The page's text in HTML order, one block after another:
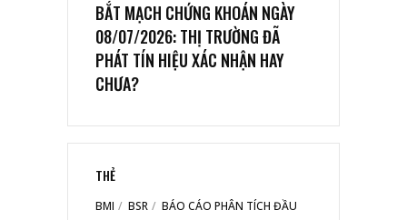
BẮT MẠCH CHỨNG KHOÁN NGÀY
08/07/2026: THỊ TRƯỜNG ĐÃ
PHÁT TÍN HIỆU XÁC NHẬN HAY
CHƯA?
THẺ
BMI BSR
BÁO CÁO PHÂN TÍCH ĐẦU